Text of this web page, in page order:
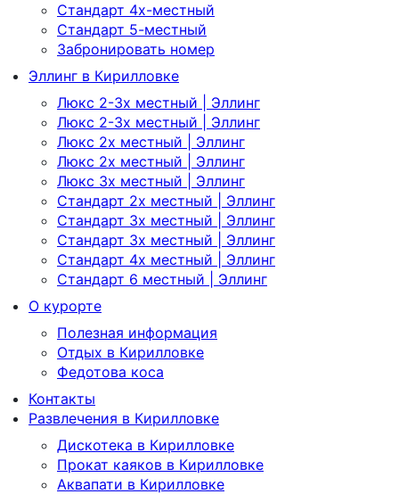
Стандарт 4х-местный
Стандарт 5-местный
Забронировать номер
Эллинг в Кирилловке
Люкс 2-3х местный | Эллинг
Люкс 2-3х местный | Эллинг
Люкс 2х местный | Эллинг
Люкс 2х местный | Эллинг
Люкс 3х местный | Эллинг
Стандарт 2х местный | Эллинг
Стандарт 3х местный | Эллинг
Стандарт 3х местный | Эллинг
Стандарт 4х местный | Эллинг
Стандарт 6 местный | Эллинг
О курорте
Полезная информация
Отдых в Кирилловке
Федотова коса
Контакты
Развлечения в Кирилловке
Дискотека в Кирилловке
Прокат каяков в Кирилловке
Аквапати в Кирилловке